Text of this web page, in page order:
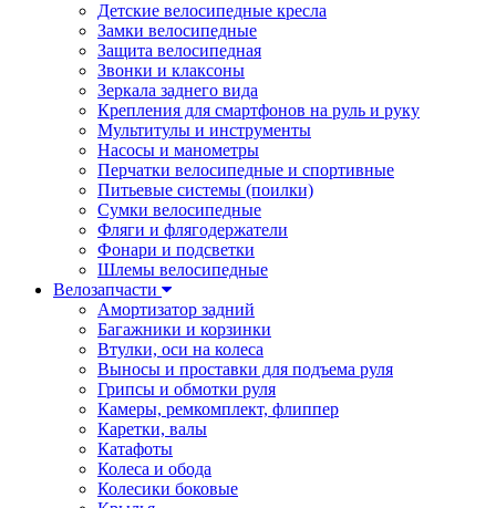
Детские велосипедные кресла
Замки велосипедные
Защита велосипедная
Звонки и клаксоны
Зеркала заднего вида
Крепления для смартфонов на руль и руку
Мультитулы и инструменты
Насосы и манометры
Перчатки велосипедные и спортивные
Питьевые системы (поилки)
Сумки велосипедные
Фляги и флягодержатели
Фонари и подсветки
Шлемы велосипедные
Велозапчасти
Амортизатор задний
Багажники и корзинки
Втулки, оси на колеса
Выносы и проставки для подъема руля
Грипсы и обмотки руля
Камеры, ремкомплект, флиппер
Каретки, валы
Катафоты
Колеса и обода
Колесики боковые